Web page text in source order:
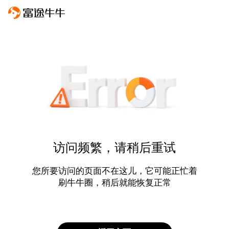
访问频繁，请稍后重试
您所要访问的页面不在这儿，它可能正忙着
刷牛牛圈，稍后就能恢复正常